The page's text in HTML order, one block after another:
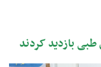
بازدید کردند